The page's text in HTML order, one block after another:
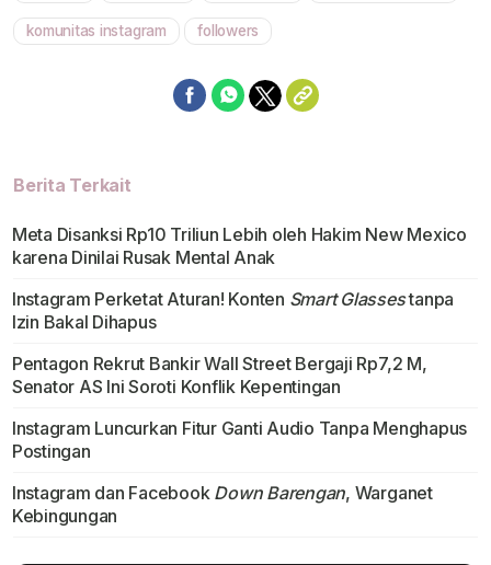
komunitas instagram followers
Berita Terkait
Meta Disanksi Rp10 Triliun Lebih oleh Hakim New Mexico
karena Dinilai Rusak Mental Anak
Instagram Perketat Aturan! Konten Smart Glassestanpa
Izin Bakal Dihapus
Pentagon Rekrut Bankir Wall Street Bergaji Rp7,2 M,
Senator AS Ini Soroti Konflik Kepentingan
Instagram Luncurkan Fitur Ganti Audio Tanpa Menghapus
Postingan
Instagram dan Facebook Down Barengan, Warganet
Kebingungan